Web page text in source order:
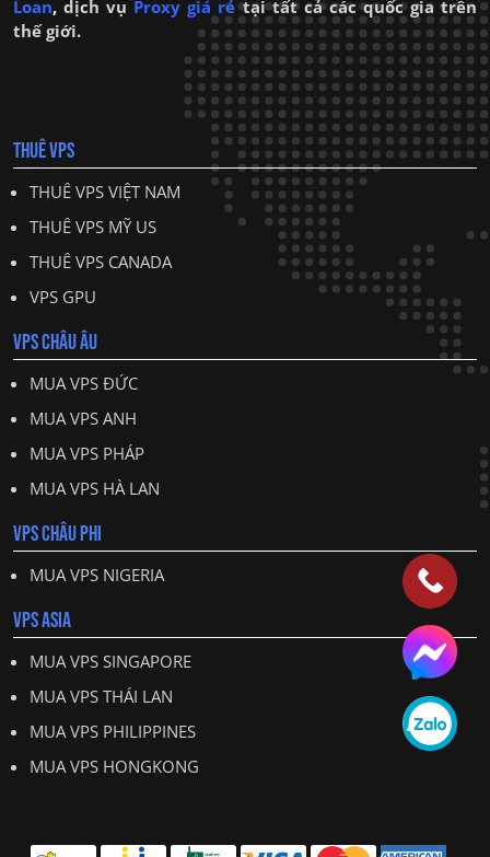
Loan, dịch vụ Proxy giá rẻtại tất cả các quốc gia trên
thế giới.
THUÊ VPS
THUÊ VPS VIỆT NAM
THUÊ VPS MỸ US
THUÊ VPS CANADA
VPS GPU
VPS CHÂU ÂU
MUA VPS ĐỨC
MUA VPS ANH
MUA VPS PHÁP
MUA VPS HÀ LAN
VPS CHÂU PHI
MUA VPS NIGERIA
VPS ASIA
MUA VPS SINGAPORE
MUA VPS THÁI LAN
MUA VPS PHILIPPINES
MUA VPS HONGKONG